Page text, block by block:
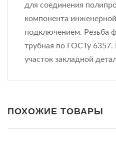
для соединения
компонента
подключением. Резьба
трубная по ГОСТу 6357.
участок закладной
ПОХОЖИЕ ТОВАРЫ